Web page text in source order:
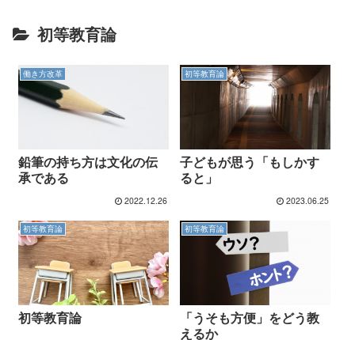
初等教育論
働き方改革
鉛筆の持ち方は文化の伝
承である
2022.12.26
初等教育論
子どもが思う「もしかす
ると」
2023.06.25
初等教育論
初等教育論
初等教育論
「うそも方便」をどう教
えるか